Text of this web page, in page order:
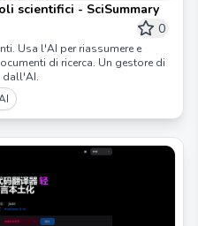
scientifici - SciSummary
0
Usa l'AI per riassumere e
di ricerca. Un gestore di
dall'AI.